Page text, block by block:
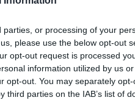
or processing of your
please use the below opt-out
opt-out request is processed
information utilized by us
opt-out. You may separately
parties on the IAB’s list of
teljes címe "A
mecsetjében, a
található
zsákutca